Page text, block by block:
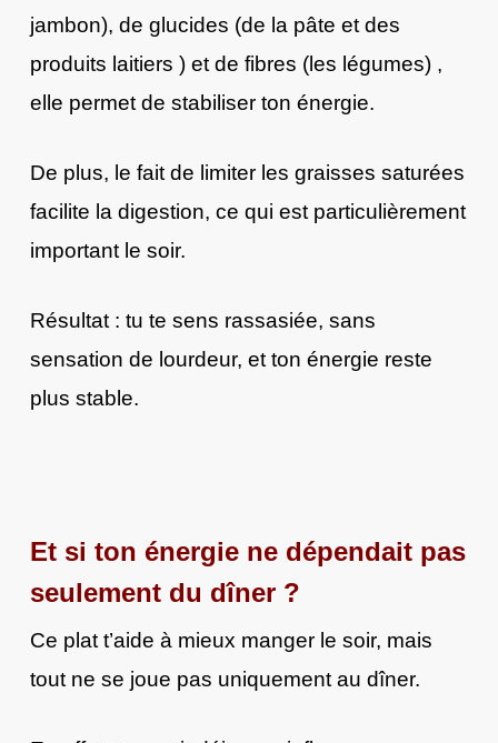
jambon), de glucides (de la pâte et des
produits laitiers ) et de fibres (les légumes) ,
elle permet de stabiliser ton énergie.
De plus, le fait de limiter les graisses saturées
facilite la digestion, ce qui est particulièrement
important le soir.
Résultat : tu te sens rassasiée, sans
sensation de lourdeur, et ton énergie reste
plus stable.
Et si ton énergie ne dépendait pas
seulement du dîner ?
Ce plat t’aide à mieux manger le soir, mais
tout ne se joue pas uniquement au dîner.